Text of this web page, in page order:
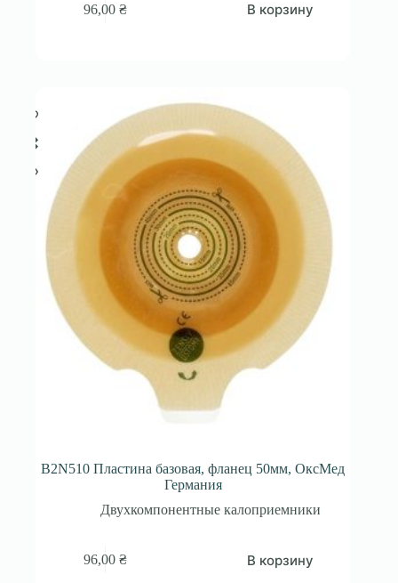
96,00₴ В корзину
B2N510 Пластина базовая, фланец 50мм, ОксМед
Германия
Двухкомпонентные калоприемники
96,00₴ В корзину